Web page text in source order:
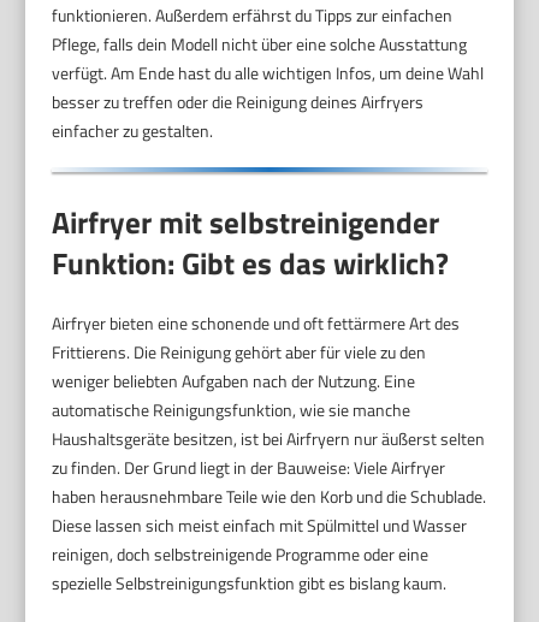
funktionieren. Außerdem erfährst du Tipps zur einfachen
Pflege, falls dein Modell nicht über eine solche Ausstattung
verfügt. Am Ende hast du alle wichtigen Infos, um deine Wahl
besser zu treffen oder die Reinigung deines Airfryers
einfacher zu gestalten.
Airfryer mit selbstreinigender
Funktion: Gibt es das wirklich?
Airfryer bieten eine schonende und oft fettärmere Art des
Frittierens. Die Reinigung gehört aber für viele zu den
weniger beliebten Aufgaben nach der Nutzung. Eine
automatische Reinigungsfunktion, wie sie manche
Haushaltsgeräte besitzen, ist bei Airfryern nur äußerst selten
zu finden. Der Grund liegt in der Bauweise: Viele Airfryer
haben herausnehmbare Teile wie den Korb und die Schublade.
Diese lassen sich meist einfach mit Spülmittel und Wasser
reinigen, doch selbstreinigende Programme oder eine
spezielle Selbstreinigungsfunktion gibt es bislang kaum.